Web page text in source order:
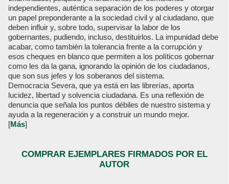
independientes, auténtica separación de los poderes y otorgar
un papel preponderante a la sociedad civil y al ciudadano, que
deben influir y, sobre todo, supervisar la labor de los
gobernantes, pudiendo, incluso, destituirlos. La impunidad debe
acabar, como también la tolerancia frente a la corrupción y
esos cheques en blanco que permiten a los políticos gobernar
como les da la gana, ignorando la opinión de los ciudadanos,
que son sus jefes y los soberanos del sistema.
Democracia Severa, que ya está en las librerías, aporta
lucidez, libertad y solvencia ciudadana. Es una reflexión de
denuncia que señala los puntos débiles de nuestro sistema y
ayuda a la regeneración y a construir un mundo mejor.
[Más]
COMPRAR EJEMPLARES FIRMADOS POR EL
AUTOR